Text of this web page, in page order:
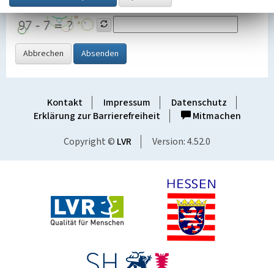
Grafik ein
Abbrechen Absenden
Kontakt Impressum
Datenschutz
Erklärung zur Barrierefreiheit
Mitmachen
Copyright © LVR Version: 4.52.0